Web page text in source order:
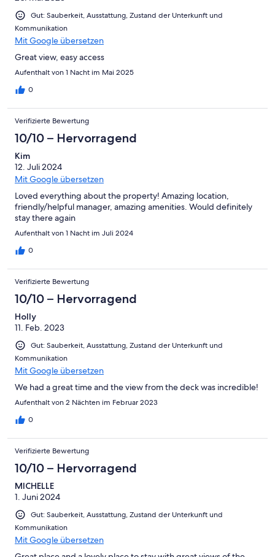
Gut: Sauberkeit, Ausstattung, Zustand der Unterkunft und
Kommunikation
Mit Google übersetzen
Great view, easy access
Aufenthalt von 1 Nacht im Mai 2025
0
Verifizierte Bewertung
10/10 – Hervorragend
Kim
12. Juli 2024
Mit Google übersetzen
Loved everything about the property! Amazing location,
friendly/helpful manager, amazing amenities. Would definitely
stay there again
Aufenthalt von 1 Nacht im Juli 2024
0
Verifizierte Bewertung
10/10 – Hervorragend
Holly
11. Feb. 2023
Gut: Sauberkeit, Ausstattung, Zustand der Unterkunft und
Kommunikation
Mit Google übersetzen
We had a great time and the view from the deck was incredible!
Aufenthalt von 2 Nächten im Februar 2023
0
Verifizierte Bewertung
10/10 – Hervorragend
MICHELLE
1. Juni 2024
Gut: Sauberkeit, Ausstattung, Zustand der Unterkunft und
Kommunikation
Mit Google übersetzen